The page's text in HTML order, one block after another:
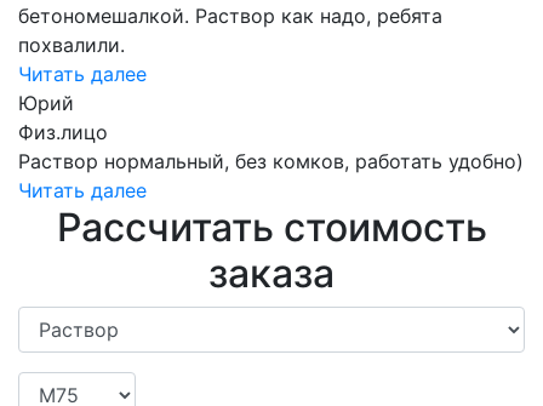
бетономешалкой. Раствор как надо, ребята
похвалили.
Читать далее
Юрий
Физ.лицо
Раствор нормальный, без комков, работать удобно)
Читать далее
Рассчитать стоимость
заказа